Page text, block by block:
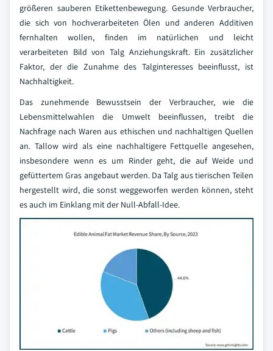
größeren sauberen Etikettenbewegung. Gesunde Verbraucher,
die sich von hochverarbeiteten Ölen und anderen Additiven
fernhalten wollen, finden im natürlichen und leicht
verarbeiteten Bild von Talg Anziehungskraft. Ein zusätzlicher
Faktor, der die Zunahme des Talginteresses beeinflusst, ist
Nachhaltigkeit.
Das zunehmende Bewusstsein der Verbraucher, wie die
Lebensmittelwahlen die Umwelt beeinflussen, treibt die
Nachfrage nach Waren aus ethischen und nachhaltigen Quellen
an. Tallow wird als eine nachhaltigere Fettquelle angesehen,
insbesondere wenn es um Rinder geht, die auf Weide und
gefüttertem Gras angebaut werden. Da Talg aus tierischen Teilen
hergestellt wird, die sonst weggeworfen werden können, steht
es auch im Einklang mit der Null-Abfall-Idee.